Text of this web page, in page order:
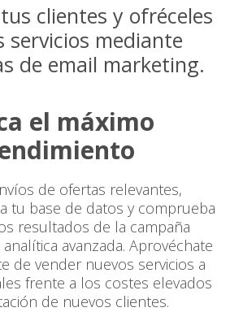
clientes y ofréceles
servicios mediante
de email marketing.
el máximo
de ofertas relevantes,
tu base de datos y comprueba
resultados de la campaña
avanzada. Aprovéchate
de vender nuevos servicios a
frente a los costes elevados
de nuevos clientes.